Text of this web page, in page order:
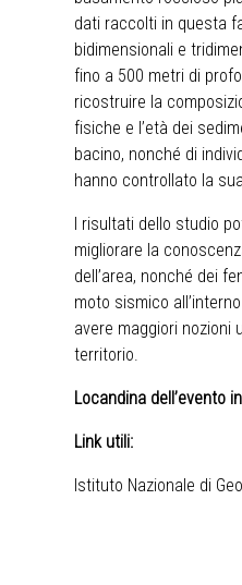
dati raccolti in questa
bidimensionali e
fino a 500 metri di
ricostruire la
fisiche e l’età dei
bacino, nonché di
hanno controllato la
I risultati dello studio
migliorare la
dell’area, nonché dei
moto sismico
avere maggiori nozioni
territorio.
Locandina dell’evento
Link utili:
Istituto Nazionale di